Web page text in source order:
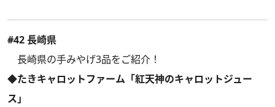
#42 長崎県
長崎県の手みやげ3品をご紹介！
◆たきキャロットファーム「紅天神のキャロットジュー
ス」